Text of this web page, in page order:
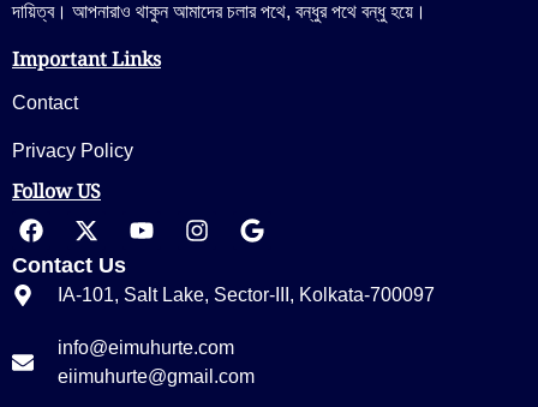
দায়িত্ব। আপনারাও থাকুন আমাদের চলার পথে, বন্ধুর পথে বন্ধু হয়ে।
Important Links
Contact
Privacy Policy
Follow US
Contact Us
IA-101, Salt Lake, Sector-III, Kolkata-700097
info@eimuhurte.com
eiimuhurte@gmail.com